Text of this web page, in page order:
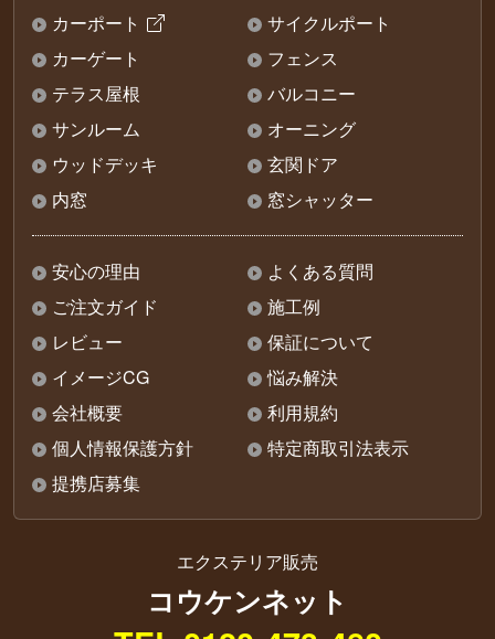
カーポート
サイクルポート
カーゲート
フェンス
テラス屋根
バルコニー
サンルーム
オーニング
ウッドデッキ
玄関ドア
内窓
窓シャッター
安心の理由
よくある質問
ご注文ガイド
施工例
レビュー
保証について
イメージCG
悩み解決
会社概要
利用規約
個人情報保護方針
特定商取引法表示
提携店募集
エクステリア販売
コウケンネット